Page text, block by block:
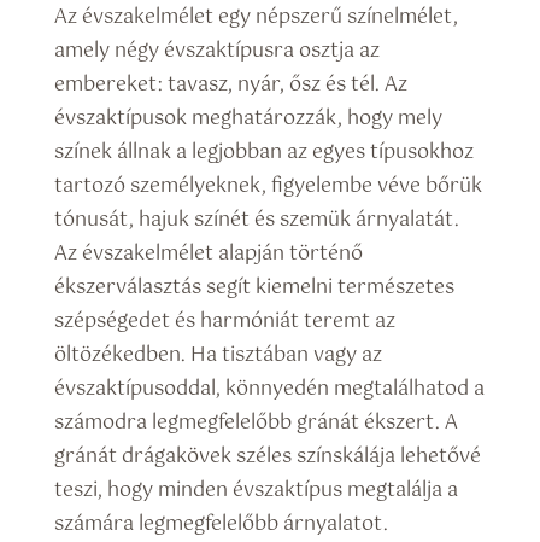
Az évszakelmélet egy népszerű színelmélet,
amely négy évszaktípusra osztja az
embereket: tavasz, nyár, ősz és tél. Az
évszaktípusok meghatározzák, hogy mely
színek állnak a legjobban az egyes típusokhoz
tartozó személyeknek, figyelembe véve bőrük
tónusát, hajuk színét és szemük árnyalatát.
Az évszakelmélet alapján történő
ékszerválasztás segít kiemelni természetes
szépségedet és harmóniát teremt az
öltözékedben. Ha tisztában vagy az
évszaktípusoddal, könnyedén megtalálhatod a
számodra legmegfelelőbb gránát ékszert. A
gránát drágakövek széles színskálája lehetővé
teszi, hogy minden évszaktípus megtalálja a
számára legmegfelelőbb árnyalatot.